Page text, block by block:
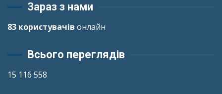
Зараз з нами
83 користувачів онлайн
Всього переглядів
15 116 558